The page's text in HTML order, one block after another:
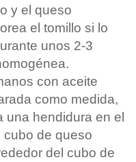
y el queso
el tomillo si lo
unos 2-3
con aceite
como medida,
una hendidura en el
cubo de queso
del cubo de